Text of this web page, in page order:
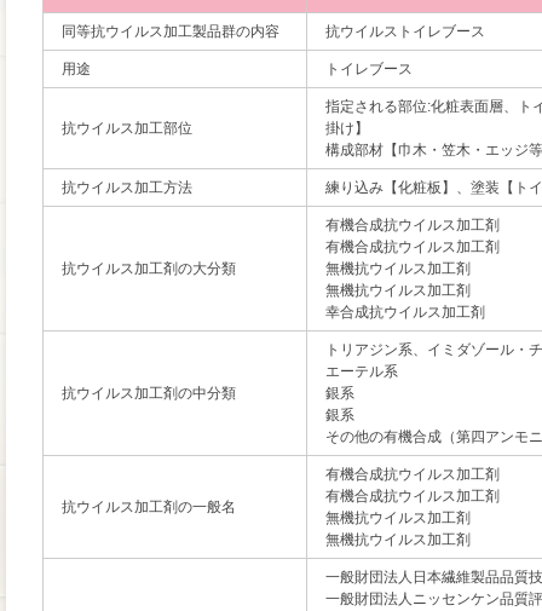
同等抗ウイルス加工製品群の内容 抗ウイルストイレブース
用途 トイレブース
抗ウイルス加工部位
指定される部位:化粧表面層、ト
掛け】
構成部材【巾木・笠木・エッジ
抗ウイルス加工方法 練り込み【化粧板】、塗装【ト
抗ウイルス加工剤の大分類
有機合成抗ウイルス加工剤
有機合成抗ウイルス加工剤
無機抗ウイルス加工剤
無機抗ウイルス加工剤
幸合成抗ウイルス加工剤
抗ウイルス加工剤の中分類
トリアジン系、イミダゾール・
エーテル系
銀系
銀系
その他の有機合成（第四アンモ
抗ウイルス加工剤の一般名
有機合成抗ウイルス加工剤
有機合成抗ウイルス加工剤
無機抗ウイルス加工剤
無機抗ウイルス加工剤
一般財団法人日本繊維製品品質
一般財団法人ニッセンケン品質